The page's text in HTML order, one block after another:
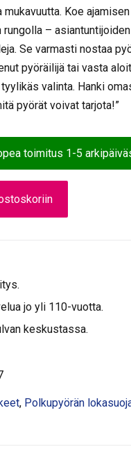
Koe
–
Se varmasti nostaa
pyöräilijä tai vasta
valinta. Hanki
pyörät voivat tarjota!”
toimitus 1-5
jo yli 110-vuotta.
keskustassa.
, Polkupyörän